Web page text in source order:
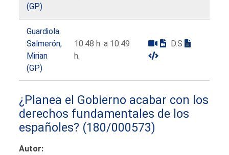
(GP)
Guardiola
Salmerón,
Mirian
(GP)
10:48 h. a 10:49
h.
D.S
¿Planea el Gobierno acabar con los
derechos fundamentales de los
españoles? (180/000573)
Autor: